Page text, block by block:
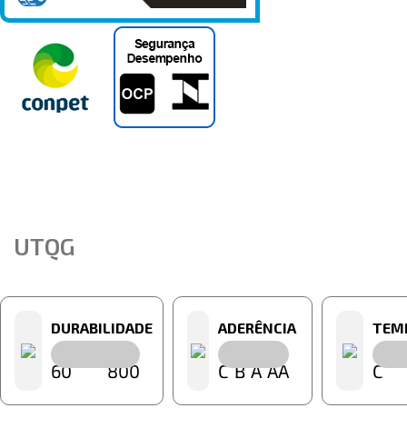
UTQG
DURABILIDADE
60 800
ADERÊNCIA
C B A AA C